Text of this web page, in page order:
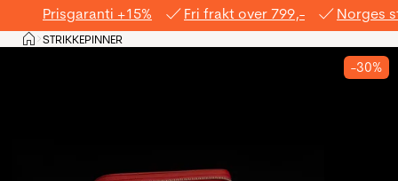
Prisgaranti +15% Fri frakt over 799,- Norges
Hjem
>STRIKKEPINNER
-30%